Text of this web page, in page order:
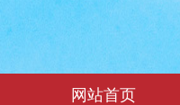
网站首页